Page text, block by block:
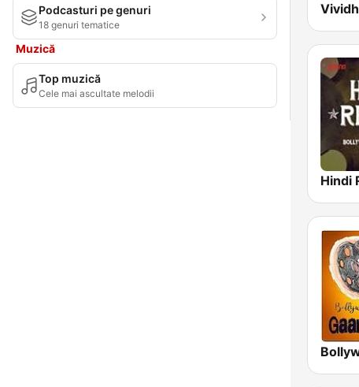
Podcasturi pe genuri
18 genuri tematice
Muzică
Top muzică
Cele mai ascultate melodii